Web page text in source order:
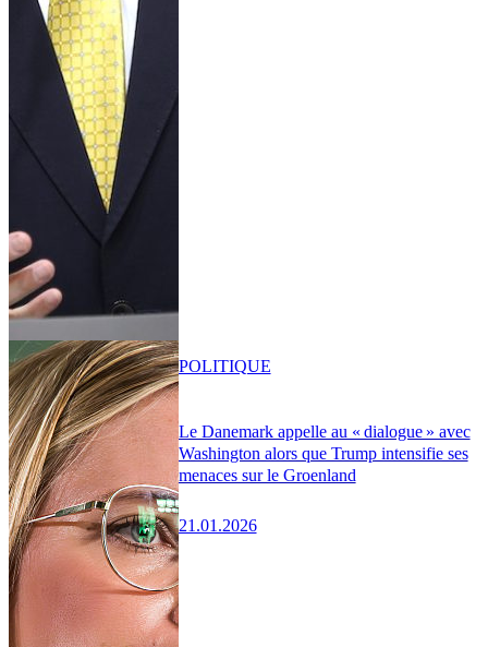
Le Danemark appelle au « dialogue » avec
Washington alors que Trump intensifie ses
menaces sur le Groenland
21.01.2026
POLITIQUE